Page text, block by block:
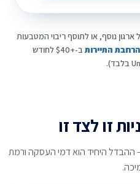
+$24 לחודש לכל ארגון נוסף, או לתוסף ריבוי המטבעות
התיירות
ב-+$40 לחודש
זו לצד זו
ההבדל היחיד הוא דמי העסקה ורמת